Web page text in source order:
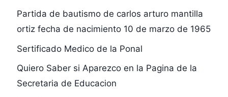
Partida de bautismo de carlos arturo mantilla
ortiz fecha de nacimiento 10 de marzo de 1965
Sertificado Medico de la Ponal
Quiero Saber si Aparezco en la Pagina de la
Secretaria de Educacion